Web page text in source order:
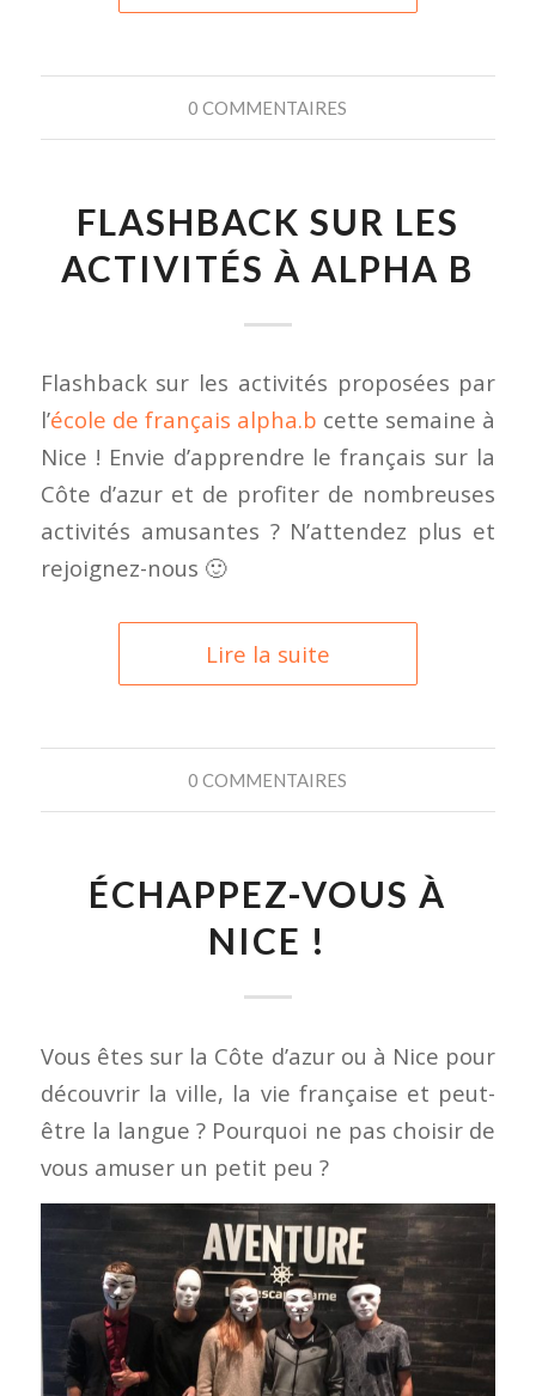
0 COMMENTAIRES
FLASHBACK SUR LES
ACTIVITÉS À ALPHA B
Flashback sur les activités proposées par
l’école de français alpha.b cette semaine à
Nice ! Envie d’apprendre le français sur la
Côte d’azur et de profiter de nombreuses
activités amusantes ? N’attendez plus et
rejoignez-nous 🙂
Lire la suite
0 COMMENTAIRES
ÉCHAPPEZ-VOUS À
NICE !
Vous êtes sur la Côte d’azur ou à Nice pour
découvrir la ville, la vie française et peut-
être la langue ? Pourquoi ne pas choisir de
vous amuser un petit peu ?